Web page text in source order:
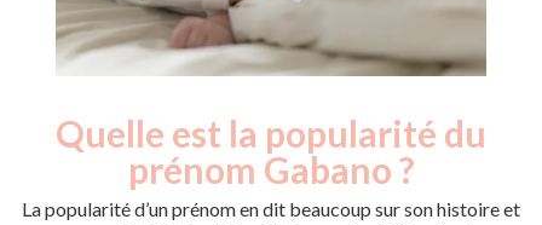
Quelle est la popularité du
prénom Gabano ?
La popularité d’un prénom en dit beaucoup sur son histoire et
Année
Nouveaux-
nés
2017
30